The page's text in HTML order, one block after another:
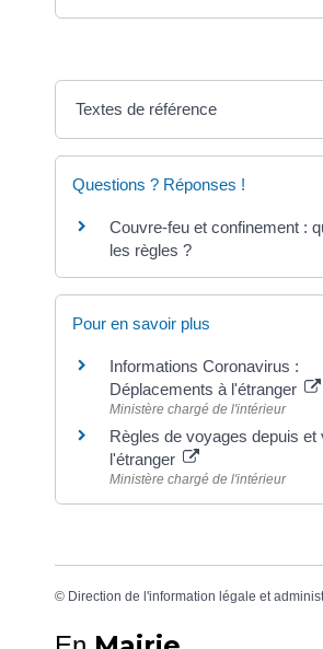
Textes de référence
Questions ? Réponses !
Couvre-feu et confinement :
les règles ?
Pour en savoir plus
Informations Coronavirus :
Déplacements à l'étranger
Ministère chargé de l'intérieur
Règles de voyages depuis et
l'étranger
Ministère chargé de l'intérieur
© Direction de l'information légale et